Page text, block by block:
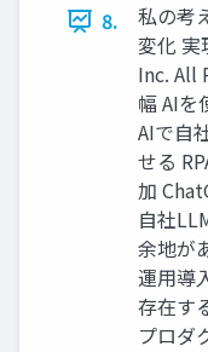
8.
私の考
変化 実
Inc. All
幅 AIを
AIで自
せる
加
自社
余地が
運用導
存在す
プロダ